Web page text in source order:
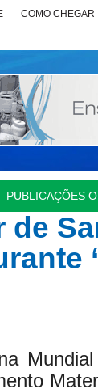
COMO CHEGAR
PUBLICAÇÕES
de